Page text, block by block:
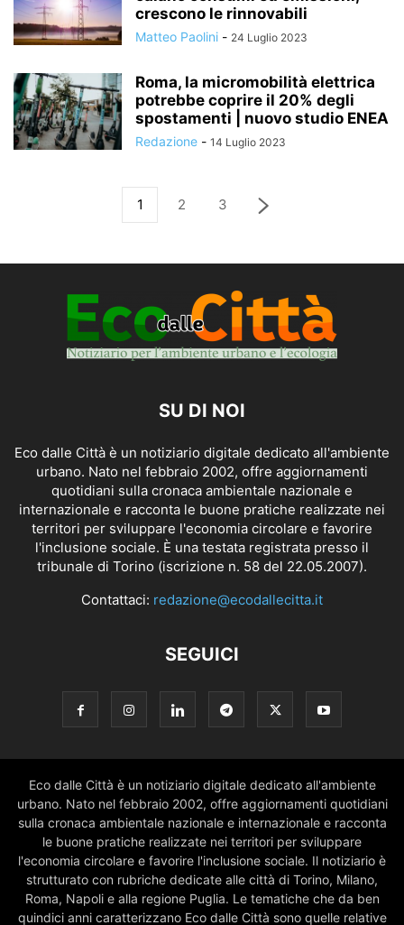
crescono le rinnovabili
Matteo Paolini - 24 Luglio 2023
Roma, la micromobilità elettrica
potrebbe coprire il 20% degli
spostamenti | nuovo studio ENEA
Redazione - 14 Luglio 2023
1 2 3
SU DI NOI
Eco dalle Città è un notiziario digitale dedicato all'ambiente
urbano. Nato nel febbraio 2002, offre aggiornamenti
quotidiani sulla cronaca ambientale nazionale e
internazionale e racconta le buone pratiche realizzate nei
territori per sviluppare l'economia circolare e favorire
l'inclusione sociale. È una testata registrata presso il
tribunale di Torino (iscrizione n. 58 del 22.05.2007).
Contattaci: redazione@ecodallecitta.it
SEGUICI
Eco dalle Città è un notiziario digitale dedicato all'ambiente
urbano. Nato nel febbraio 2002, offre aggiornamenti quotidiani
sulla cronaca ambientale nazionale e internazionale e racconta
le buone pratiche realizzate nei territori per sviluppare
l'economia circolare e favorire l'inclusione sociale. Il notiziario è
strutturato con rubriche dedicate alle città di Torino, Milano,
Roma, Napoli e alla regione Puglia. Le tematiche che da ben
quindici anni caratterizzano Eco dalle Città sono quelle relative